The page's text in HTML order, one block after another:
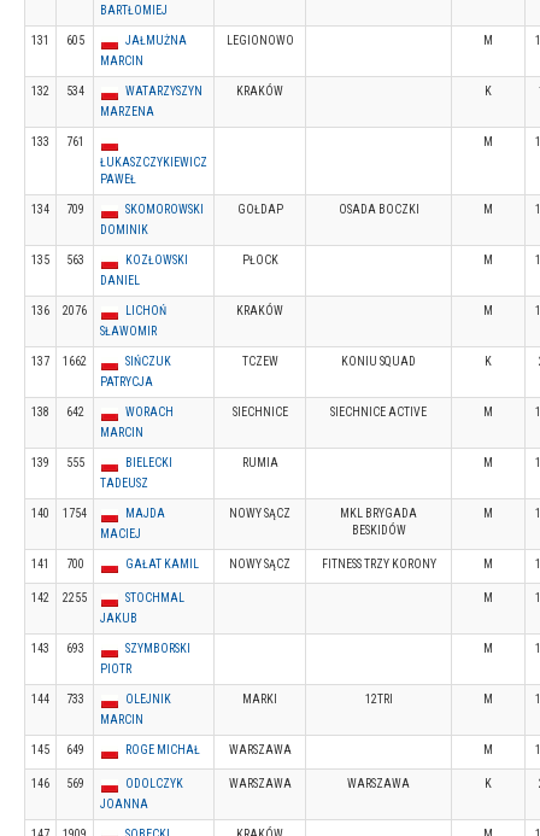
BARTŁOMIEJ
131 605
JAŁMUŻNA
MARCIN
LEGIONOWO M
132 534
WATARZYSZYN
MARZENA
KRAKÓW K
133
761
ŁUKASZCZYKIEWICZ
PAWEŁ
M
134 709
SKOMOROWSKI
DOMINIK
GOŁDAP OSADA BOCZKI M
135 563
KOZŁOWSKI
DANIEL
PŁOCK M
136 2076
LICHOŃ
SŁAWOMIR
KRAKÓW M
137 1662
SIŃCZUK
PATRYCJA
TCZEW KONIU SQUAD K
138 642
WORACH
MARCIN
SIECHNICE SIECHNICE ACTIVE M
139 555
BIELECKI
TADEUSZ
RUMIA M
140 1754
MAJDA
MACIEJ
NOWY SĄCZ
MKL BRYGADA
BESKIDÓW
M
141 700 GAŁAT KAMIL NOWY SĄCZ FITNESS TRZY KORONY M
142 2255
STOCHMAL
JAKUB
M
143 693
SZYMBORSKI
PIOTR
M
144 733
OLEJNIK
MARCIN
MARKI 12TRI M
145 649 ROGE MICHAŁ WARSZAWA M
146 569
ODOLCZYK
JOANNA
WARSZAWA WARSZAWA K